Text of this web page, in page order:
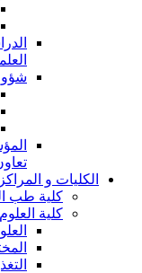
الكليات و المراكز
كلية طب
كلية